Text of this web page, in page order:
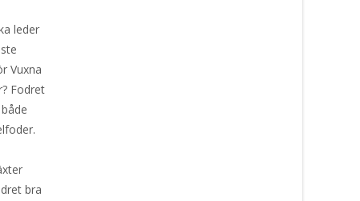
leder
Vuxna
Fodret
bra